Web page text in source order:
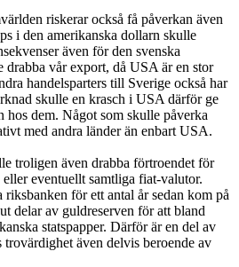
riskerar också få påverkan även
i den amerikanska dollarn skulle
även för den svenska
drabba vår export, då USA är en stor
handelsparters till Sverige också har
skulle en krasch i USA därför ge
hos dem. Något som skulle påverka
med andra länder än enbart USA.
troligen även drabba förtroendet för
eventuellt samtliga fiat-valutor.
riksbanken för ett antal år sedan kom på
delar av guldreserven för att bland
statspapper. Därför är en del av
trovärdighet även delvis beroende av